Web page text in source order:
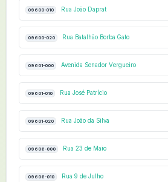
09600-010 Rua João Daprat
09600-020 Rua Batalhão Borba Gato
09601-000 Avenida Senador Vergueiro
09601-010 Rua José Patrício
09601-020 Rua João da Silva
09606-000 Rua 23 de Maio
09606-010 Rua 9 de Julho